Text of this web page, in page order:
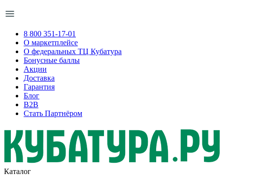
8 800 351-17-01
О маркетплейсе
О федеральных ТЦ Кубатура
Бонусные баллы
Акции
Доставка
Гарантия
Блог
B2B
Стать Партнёром
Каталог